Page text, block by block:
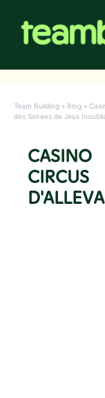
contenu
Team Building » Blog »
des Soirées de Jeux
CASINO
CIRCUS